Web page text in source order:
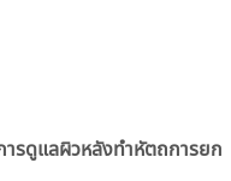
รดูแลผิวหลังทำหัตถการยก